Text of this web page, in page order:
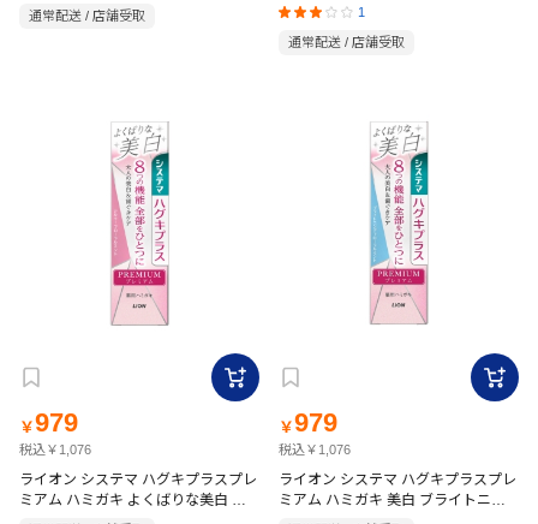
通常配送 / 店舗受取 1
通常配送 / 店舗受取
￥979
税込￥1,076
ライオン システマ ハグキプラスプレ
ミアム ハミガキ よくばりな美白 シ
ルキーフローラルミント 95g
￥979
税込￥1,076
ライオン システマ ハグキプラスプレ
ミアム ハミガキ 美白 ブライトニン
グフローラルミント 95g